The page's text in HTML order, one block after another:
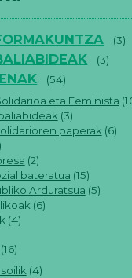
(3)
(3)
(54)
eta Feminista
(3)
paperak(6)
(2)
bateratua (15)
Arduratsua (5)
(6)
(4)
(16)
(4)